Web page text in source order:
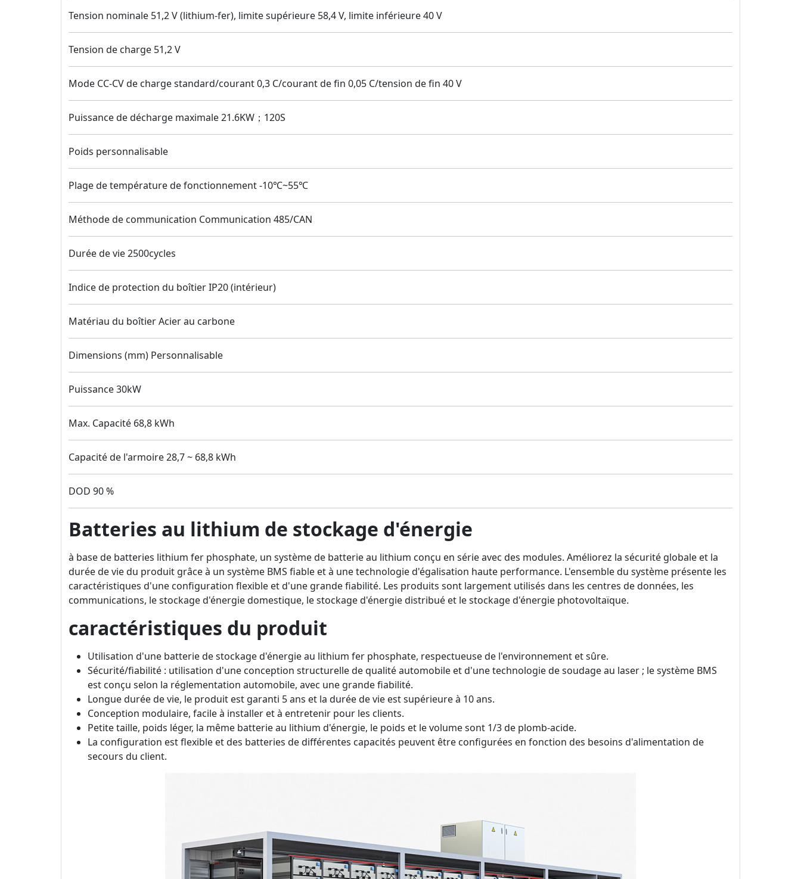
Tension nominale 51,2 V (lithium-fer), limite supérieure 58,4 V, limite inférieure 40 V
Tension de charge 51,2 V
Mode CC-CV de charge standard/courant 0,3 C/courant de fin 0,05 C/tension de fin 40 V
Puissance de décharge maximale 21.6KW；120S
Poids personnalisable
Plage de température de fonctionnement -10℃~55℃
Méthode de communication Communication 485/CAN
Durée de vie 2500cycles
Indice de protection du boîtier IP20 (intérieur)
Matériau du boîtier Acier au carbone
Dimensions (mm) Personnalisable
Puissance 30kW
Max. Capacité 68,8 kWh
Capacité de l'armoire 28,7 ~ 68,8 kWh
DOD 90 %
Batteries au lithium de stockage d'énergie
à base de batteries lithium fer phosphate, un système de batterie au lithium conçu en série avec des modules. Améliorez la sécurité globale et la
durée de vie du produit grâce à un système BMS fiable et à une technologie d'égalisation haute performance. L'ensemble du système présente les
caractéristiques d'une configuration flexible et d'une grande fiabilité. Les produits sont largement utilisés dans les centres de données, les
communications, le stockage d'énergie domestique, le stockage d'énergie distribué et le stockage d'énergie photovoltaïque.
caractéristiques du produit
Utilisation d'une batterie de stockage d'énergie au lithium fer phosphate, respectueuse de l'environnement et sûre.
Sécurité/fiabilité : utilisation d'une conception structurelle de qualité automobile et d'une technologie de soudage au laser ; le système BMS
est conçu selon la réglementation automobile, avec une grande fiabilité.
Longue durée de vie, le produit est garanti 5 ans et la durée de vie est supérieure à 10 ans.
Conception modulaire, facile à installer et à entretenir pour les clients.
Petite taille, poids léger, la même batterie au lithium d'énergie, le poids et le volume sont 1/3 de plomb-acide.
La configuration est flexible et des batteries de différentes capacités peuvent être configurées en fonction des besoins d'alimentation de
secours du client.